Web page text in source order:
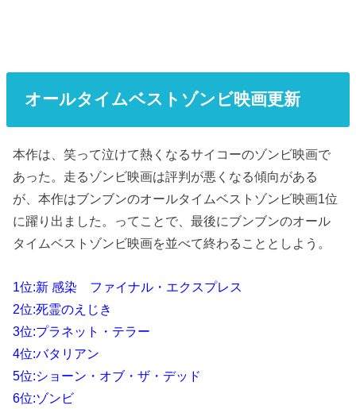
オールタイムベストゾンビ映画更新
本作は、笑って泣けて熱くなるサイコーのゾンビ映画で
あった。走るゾンビ映画は評判が悪くなる傾向がある
が、本作はブンブンのオールタイムベストゾンビ映画1位
に躍り出ました。ってことで、最後にブンブンのオール
タイムベストゾンビ映画を並べて終わることとしよう。
1位:新 感染 ファイナル・エクスプレス
2位:死霊のえじき
3位:プラネット・テラー
4位:バタリアン
5位:ショーン・オブ・ザ・デッド
6位:ゾンビ